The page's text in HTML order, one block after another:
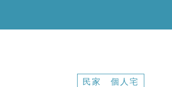
民家 個人宅